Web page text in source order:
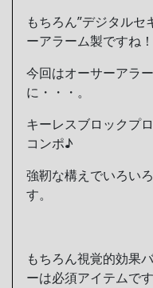
もちろん”デジタル
ーアラーム製ですね！
今回はオーサーアラ
に・・・。
キーレスブロックプ
コンポ♪
強靭な構えでいろい
す。
もちろん視覚的効果
ーは必須アイテムです